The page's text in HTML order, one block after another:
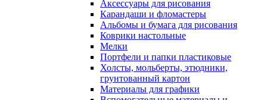
Аксессуары для рисования
Карандаши и фломастеры
Альбомы и бумага для рисования
Коврики настольные
Мелки
Портфели и папки пластиковые
Холсты, мольберты, этюдники,
грунтованный картон
Материалы для графики